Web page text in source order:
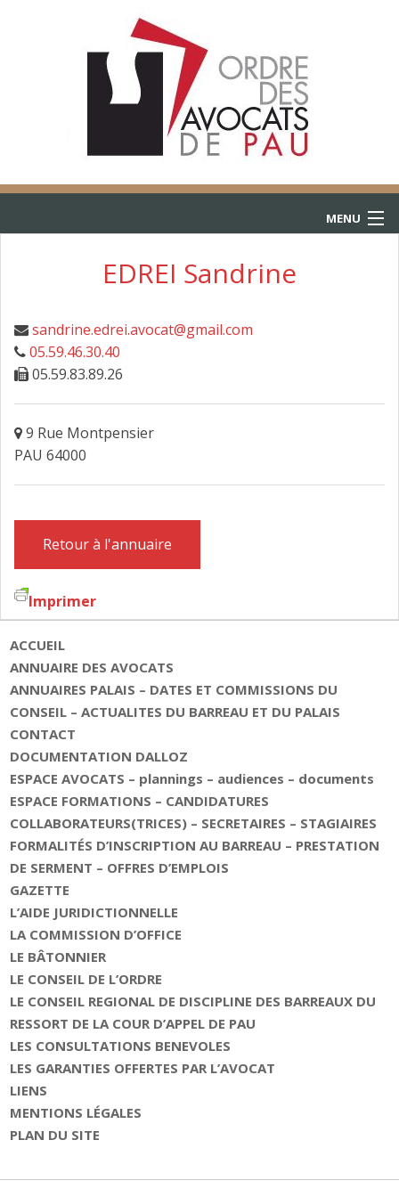
MENU
CONSULTATIONS
L’AIDE JURIDICTIONNELLE
FAIRE DESIGNER UN AVOCAT
CONTACT
EDREI Sandrine
sandrine.edrei.avocat@gmail.com
05.59.46.30.40
05.59.83.89.26
9 Rue Montpensier
PAU 64000
Retour à l'annuaire
Imprimer
ACCUEIL
ANNUAIRE DES AVOCATS
ANNUAIRES PALAIS – DATES ET COMMISSIONS DU
CONSEIL – ACTUALITES DU BARREAU ET DU PALAIS
CONTACT
DOCUMENTATION DALLOZ
ESPACE AVOCATS – plannings – audiences – documents
ESPACE FORMATIONS – CANDIDATURES
COLLABORATEURS(TRICES) – SECRETAIRES – STAGIAIRES
FORMALITÉS D’INSCRIPTION AU BARREAU – PRESTATION
DE SERMENT – OFFRES D’EMPLOIS
GAZETTE
L’AIDE JURIDICTIONNELLE
LA COMMISSION D’OFFICE
LE BÂTONNIER
LE CONSEIL DE L’ORDRE
LE CONSEIL REGIONAL DE DISCIPLINE DES BARREAUX DU
RESSORT DE LA COUR D’APPEL DE PAU
LES CONSULTATIONS BENEVOLES
LES GARANTIES OFFERTES PAR L’AVOCAT
LIENS
MENTIONS LÉGALES
PLAN DU SITE